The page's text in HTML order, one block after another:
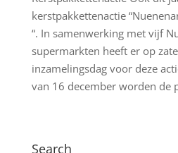
kerstpakkettenactie
“. In samenwerking met vijf
supermarkten heeft er op
inzamelingsdag voor deze
van 16 december worden de
Search